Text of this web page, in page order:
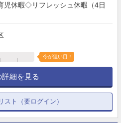
休暇◇リフレッシュ休暇（4日
今が狙い目！
細を見る
スト（要ログイン）